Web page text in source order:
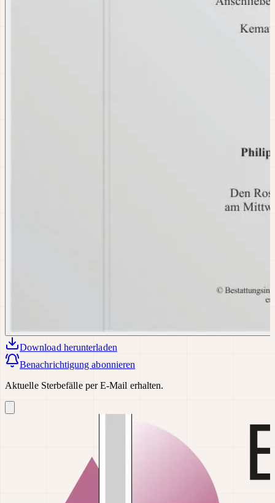
Download herunterladen
Benachrichtigung abonnieren
Aktuelle Sterbefälle per E-Mail erhalten.